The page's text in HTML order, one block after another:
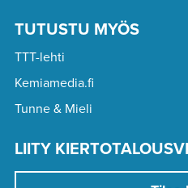
TUTUSTU MYÖS
TTT-lehti
Kemiamedia.fi
Tunne & Mieli
LIITY